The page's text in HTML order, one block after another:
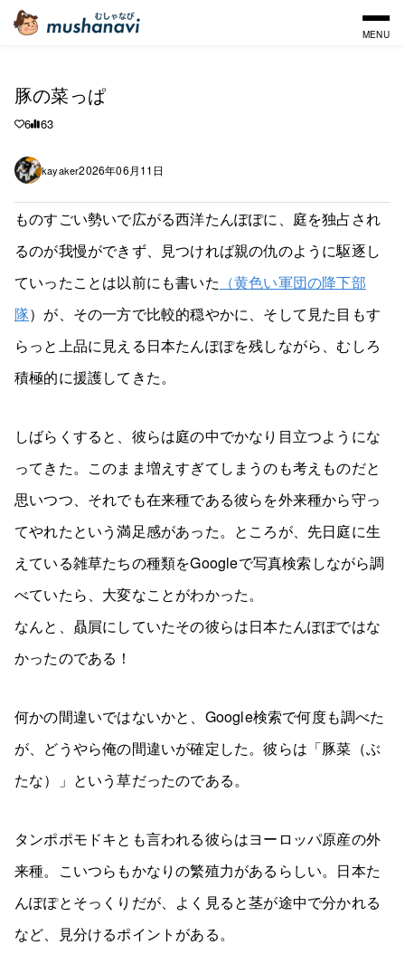
MENU
豚の菜っぱ
6 63
kayaker2026年06月11日
ものすごい勢いで広がる西洋たんぽぽに、庭を独占され
るのが我慢ができず、見つければ親の仇のように駆逐し
ていったことは以前にも書いた （黄色い軍団の降下部
隊）が、その一方で比較的穏やかに、そして見た目もす
らっと上品に見える日本たんぽぽを残しながら、むしろ
積極的に援護してきた。
しばらくすると、彼らは庭の中でかなり目立つようにな
ってきた。このまま増えすぎてしまうのも考えものだと
思いつつ、それでも在来種である彼らを外来種から守っ
てやれたという満足感があった。ところが、先日庭に生
えている雑草たちの種類をGoogleで写真検索しながら調
べていたら、大変なことがわかった。
なんと、贔屓にしていたその彼らは日本たんぽぽではな
かったのである！
何かの間違いではないかと、Google検索で何度も調べた
が、どうやら俺の間違いが確定した。彼らは「豚菜（ぶ
たな）」という草だったのである。
タンポポモドキとも言われる彼らはヨーロッパ原産の外
来種。こいつらもかなりの繁殖力があるらしい。日本た
んぽぽとそっくりだが、よく見ると茎が途中で分かれる
など、見分けるポイントがある。